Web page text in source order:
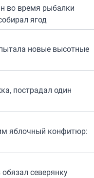
во время рыбалки
ягод
новые высотные
пострадал один
яблочный конфитюр:
северянку